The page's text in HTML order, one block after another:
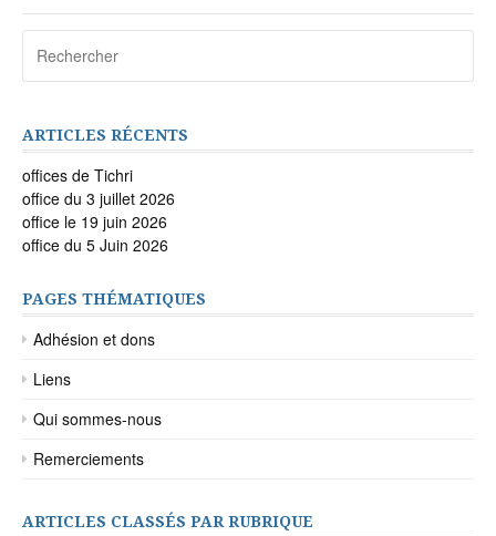
pour
:
ARTICLES RÉCENTS
offices de Tichri
office du 3 juillet 2026
office le 19 juin 2026
office du 5 Juin 2026
PAGES THÉMATIQUES
Adhésion et dons
Liens
Qui sommes-nous
Remerciements
ARTICLES CLASSÉS PAR RUBRIQUE